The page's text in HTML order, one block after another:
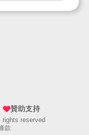
贊助支持
reserved
款